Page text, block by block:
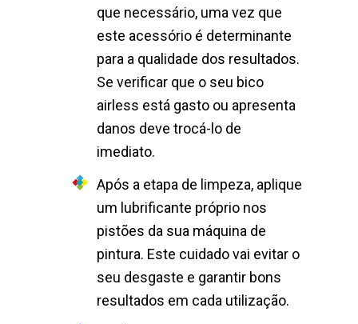
que necessário, uma vez que
este acessório é determinante
para a qualidade dos resultados.
Se verificar que o seu bico
airless está gasto ou apresenta
danos deve trocá-lo de
imediato.
Após a etapa de limpeza, aplique
um lubrificante próprio nos
pistões da sua máquina de
pintura. Este cuidado vai evitar o
seu desgaste e garantir bons
resultados em cada utilização.